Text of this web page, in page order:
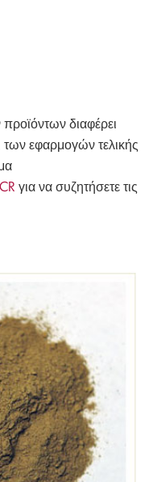
διαφέρει
εφαρμογών τελικής
για να συζητήσετε τις